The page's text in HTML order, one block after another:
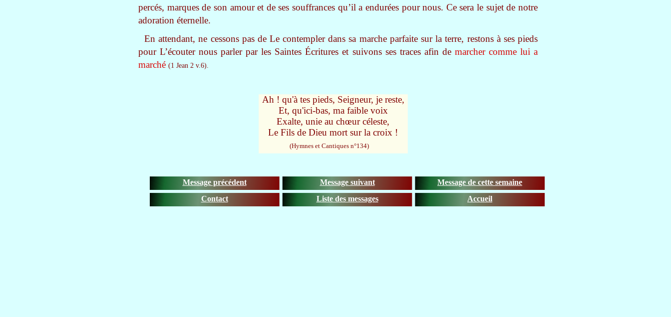
percés, marques de son amour et de ses souffrances qu’il a endurées pour nous. Ce sera le sujet de notre
adoration éternelle.
En attendant, ne cessons pas de Le contempler dans sa marche parfaite sur la terre, restons à ses pieds
pour L’écouter nous parler par les Saintes Écritures et suivons ses traces afin de marcher comme lui a
marché (1 Jean 2 v.6).
Ah ! qu'à tes pieds, Seigneur, je reste,
Et, qu'ici-bas, ma faible voix
Exalte, unie au chœur céleste,
Le Fils de Dieu mort sur la croix !
(Hymnes et Cantiques n°134)
Message précédent Message suivant
Message de cette semaine
Contact
Liste des messages Accueil